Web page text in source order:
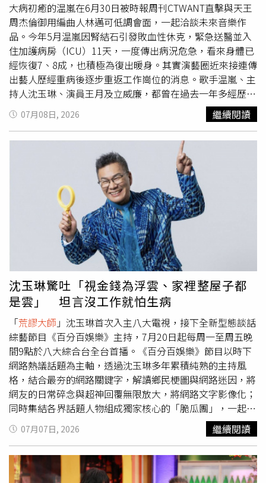
大病初癒的温嵐在6月30日被時報周刊CTWANT直擊與天王
周杰倫御用編曲人林邁可低調會面，一起洽談未來音樂作
品。今年5月温嵐因腎結石引發敗血性休克，緊急送醫並入
住加護病房（ICU）11天，一度傳出病況危急，看來身體已
經恢復7、8成，也積極為復出暖身。其實演藝圈近來接連傳
出藝人歷經重病後逐步重返工作崗位的消息。歌手温嵐、主
持人沈玉琳、演員王月及立威廉，都曾在過去一年多經歷生
死關卡，如今有人積極復工、有人持續休養，也有人仍持續
接受治療，健康狀況備受外界關注。演藝圈「
荒謬大師」沈
玉琳去年7月因身體不適緊急住院，後續確診罹患白血病。
（圖／侯世駿攝）演藝圈「
」沈玉琳去年7月因身
體不適緊急住院，後續確診罹患白血病（俗稱血癌），從三
軍總醫院轉往台大醫院接受進一步醫療照護。之後沈玉琳透
過社群平台親自證實被診斷出「白血球異常增生的白血
病」，。歷經長時間治療與休養後，今年3月他出席公視台
語台新節目《黑白威廉Fighting》開播記者會，正式宣告復
工，日前已滿血回歸，重回《11點熱吵店》等節目主持崗
位。演員王月去年11月在家昏倒，經歷2次頭部手術，至今
年5月身體恢復健康。（圖／翻攝自王月FB）演員王月去年
11月在家昏倒，經歷2次頭部手術。當時，王月緊急送醫，
進行開顱手術取出血塊後，在加護病房昏迷5天，病情一度
危急，醫生也查不出原因，還好現在逐漸康復，沒有大礙。
今年5月身體恢復健康的王月，出席舞台劇慶功宴，現場一
一擁抱好朋友，更忍不住激動情緒，她形容好像人生被按下
暫停鍵，如今獲得重生。鬼門關前走一遭，休養半年她也暫
時不考慮回歸工作，希望先靜養身體珍惜當下。立威廉驚傳
罹癌，去年9月住院開刀切除腫瘤。（圖／經紀人提供）49
歲立威廉去年8月確診甲狀腺癌2期，先後經歷2次手術。第
1次手術歷時5個小時，原以為熬過難關，卻得知癌細胞已擴
散至淋巴，必須再次接受手術。雖然目前病情已受控制，但
必須進行後續長達5年的追蹤期，他也透露近期肺部意外照
出結節。先前治療期間，他提起筆寫下長達4頁的遺書，詳
細安排財產並為摯愛的家人做好準備，透露自己唯一捨不得
的，是無法陪伴女兒長大。
07月08日, 2026 繼續閱讀
沈玉琳驚吐「視金錢為浮雲、家裡整屋子都
是雲」 坦言沒工作就怕生病
「荒謬大師 」沈玉琳首次入主八大電視，接下全新型態談話
綜藝節目《百分百娛樂》主持，7月20日起每周一至周五晚
間9點於八大綜合台全台首播。《百分百娛樂》節目以時下
網路熱議話題為主軸，透過沈玉琳多年累積純熟的主持風
格，結合最夯的網路關鍵字，解讀鄉民梗圖與網路迷因，將
網友的日常碎念與超神回覆無限放大，將網路文字影像化；
同時集結各界話題人物組成獨家核心的「脆瓜團」，一起在
節目中參與討論，甚至透過節目官方Threads帳號發起串
文，進行社群連動，期望打造更深入的觀眾即時互動，沈玉
琳透露：「《百分百娛樂》厲害就在於觀眾看的播出內容，
都是時下最新鮮的話題！」《百分百娛樂》首創將透過「吃
瓜氣場」包裝社群綜藝，打造全新的節目類型；擔綱主持重
07月07日, 2026 繼續閱讀